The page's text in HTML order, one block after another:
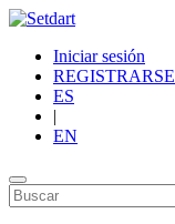
Iniciar sesión
REGISTRARSE
ES
|
EN